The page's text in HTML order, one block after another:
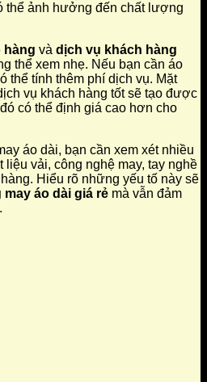
thể ảnh hưởng đến chất lượng
hàng và dịch vụ khách hàng
thể xem nhẹ. Nếu bạn cần áo
thể tính thêm phí dịch vụ. Mặt
vụ khách hàng tốt sẽ tạo được
có thể định giá cao hơn cho
áo dài, bạn cần xem xét nhiều
vải, công nghệ may, tay nghề
Hiểu rõ những yếu tố này sẽ
áo dài giá rẻ mà vẫn đảm